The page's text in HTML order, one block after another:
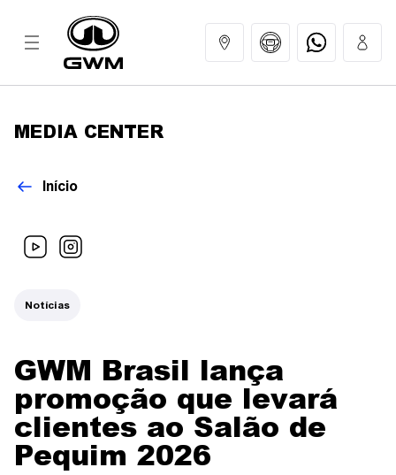
CONTATO
MEDIA CENTER
Início
Notícias
GWM Brasil lança
promoção que levará
clientes ao Salão de
Pequim 2026